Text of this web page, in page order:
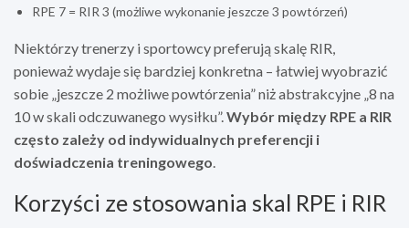
RPE 7 = RIR 3 (możliwe wykonanie jeszcze 3 powtórzeń)
Niektórzy trenerzy i sportowcy preferują skalę RIR,
ponieważ wydaje się bardziej konkretna – łatwiej wyobrazić
sobie „jeszcze 2 możliwe powtórzenia” niż abstrakcyjne „8 na
10 w skali odczuwanego wysiłku”.Wybór między RPE a RIR
często zależy od indywidualnych preferencji i
doświadczenia treningowego.
Korzyści ze stosowania skal RPE i RIR